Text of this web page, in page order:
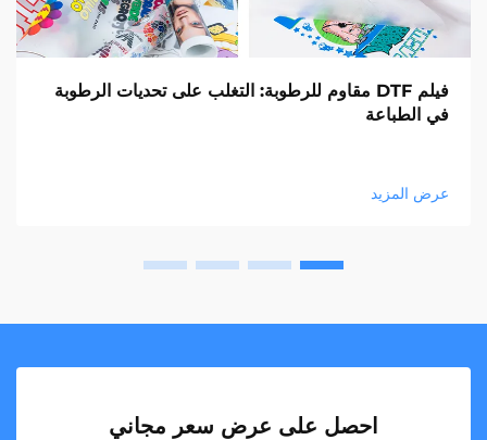
فيلم DTF مقاوم للرطوبة: التغلب على تحديات الرطوبة
في الطباعة
عرض المزيد
احصل على عرض سعر مجاني